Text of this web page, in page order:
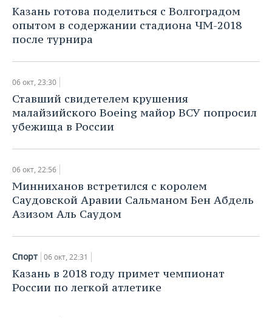
НЕФТЕХИМИЯ
НЕФТЬ
ОПК
ЭНЕРГЕТИКА
РОЗНИЧНАЯ ТОРГОВЛЯ
УСЛУГИ
НОВОСТИ ТЕХНОЛОГИЙ
МЕДИА
ТЕЛЕКОММУНИКАЦИИ
МЕРОПРИЯТИЯ
ВЫЕЗДНАЯ РЕДАКЦИЯ
БИЗНЕС-БРАНЧИ
ONLINE-КОНФЕРЕНЦИИ
ОТКРЫТАЯ ЛЕКЦИЯ
НОВОСТИ СПОРТА
ФУТБОЛ
ХОККЕЙ
БАСКЕТБОЛ
ВОЛЕЙБОЛ
КИБЕРСПОРТ
ВОДНЫЕ ВИДЫ СПОРТА
ОБЩЕСТВО
НОВОСТИ ОБЩЕСТВА
ВЛАСТЬ
ИНФРАСТРУКТУРА
ИСТОРИЯ
КУЛЬТУРА
ОБРАЗОВАНИЕ
ФОТОГАЛЕРЕЯ
СЮЖЕТЫ
СПРАВОЧНИК
СПИСОК ПЕРСОН
СПИСОК КОМПАНИЙ
ПОЛНАЯ ВЕРСИЯ
Казань готова поделиться с Волгоградом
опытом в содержании стадиона ЧМ-2018
после турнира
06 окт, 23:30
Ставший свидетелем крушения
малайзийского Boeing майор ВСУ попросил
убежища в России
06 окт, 22:56
Минниханов встретился с королем
Саудовской Аравии Сальманом Бен Абдель
Азизом Аль Саудом
Спорт 06 окт, 22:31
Казань в 2018 году примет чемпионат
России по легкой атлетике